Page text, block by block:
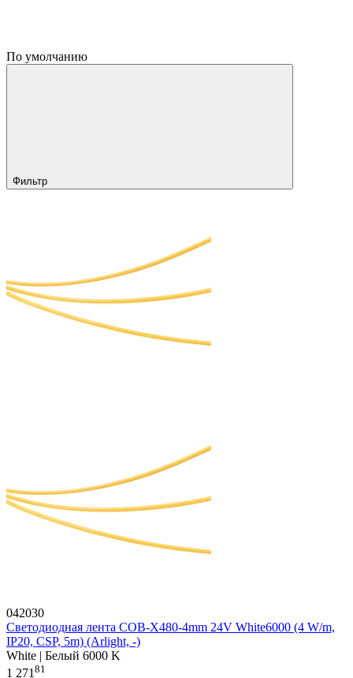
По умолчанию
Фильтр
042030
Светодиодная лента COB-X480-4mm 24V White6000 (4 W/m,
IP20, CSP, 5m) (Arlight, -)
White | Белый 6000 K
1 27181